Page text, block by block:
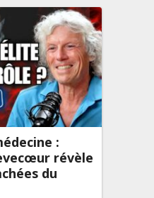
:
révèle
du